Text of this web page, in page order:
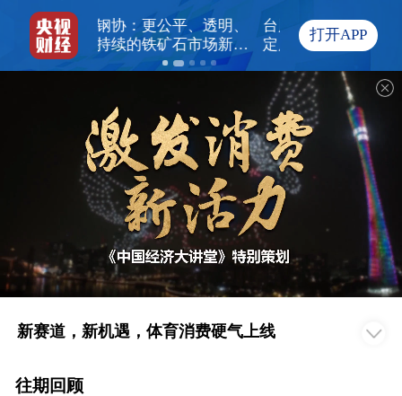
平、透明、
石市场新秩
台风“白海豚”影响我国已成
定局 即将进入48小时台风
2000亿元超长期
下达 支持老旧小
打开APP
新赛道，新机遇，体育消费硬气上线
往期回顾